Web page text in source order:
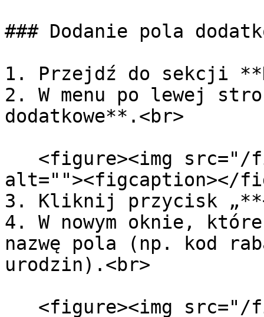
### Dodanie pola
1. Przejdź do sekcji
2. W menu po lewej
dodatkowe**.<br>
alt=""><figcaption></
3. Kliknij przycisk
4. W nowym oknie,
nazwę pola (np. kod
urodzin).<br>